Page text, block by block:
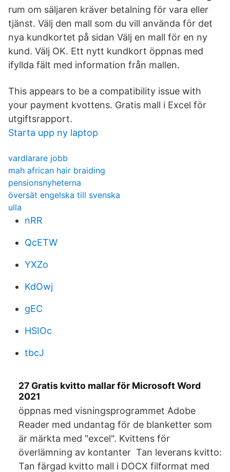
rum om säljaren kräver betalning för vara eller
tjänst. Välj den mall som du vill använda för det
nya kundkortet på sidan Välj en mall för en ny
kund. Välj OK. Ett nytt kundkort öppnas med
ifyllda fält med information från mallen.
This appears to be a compatibility issue with
your payment kvottens. Gratis mall i Excel för
utgiftsrapport.
Starta upp ny laptop
vardlarare jobb
mah african hair braiding
pensionsnyheterna
översät engelska till svenska
ulla
nRR
QcETW
YXZo
KdOwj
gEC
HSIOc
tbcJ
27 Gratis kvitto mallar för Microsoft Word
2021
öppnas med visningsprogrammet Adobe
Reader med undantag för de blanketter som
är märkta med "excel". Kvittens för
överlämning av kontanter Tan leverans kvitto:
Tan färgad kvitto mall i DOCX filformat med